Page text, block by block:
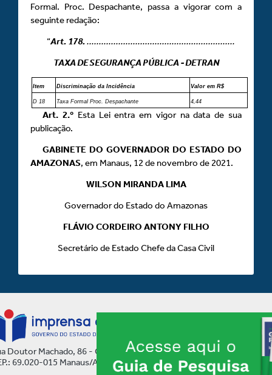
Formal. Proc. Despachante, passa a vigorar com a
seguinte redação:
“Art. 178..............................................................
TAXA DE SEGURANÇA PÚBLICA - DETRAN
Item Discriminação da Incidência Valor em R$
D 18 Taxa Formal Proc. Despachante 4,44
Art. 2.º Esta Lei entra em vigor na data de sua
publicação.
GABINETE DO GOVERNADOR DO ESTADO DO
AMAZONAS, em Manaus, 12 de novembro de 2021.
WILSON MIRANDA LIMA
Governador do Estado do Amazonas
FLÁVIO CORDEIRO ANTONY FILHO
Secretário de Estado Chefe da Casa Civil
Doutor Machado, 86 - Centro
69.020-015 Manaus/AM